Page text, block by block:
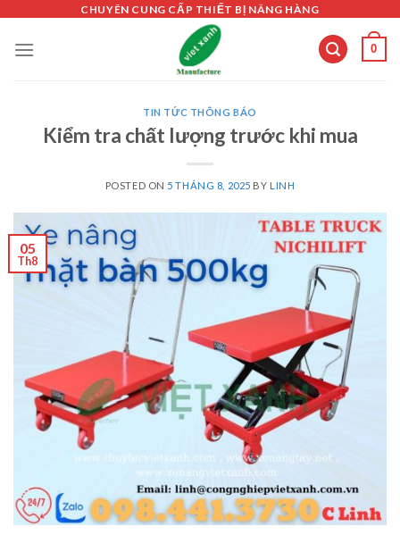
content
CHUYÊN CUNG CẤP THIẾT BỊ NÂNG HÀNG
0
TIN TỨC THÔNG BÁO
Kiểm tra chất lượng trước khi mua
POSTED ON 5 THÁNG 8, 2025 BY LINH
05
Th8